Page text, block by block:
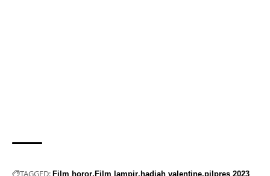
TAGGED: Film horor Film lampir hadiah valentine pilpres 2023